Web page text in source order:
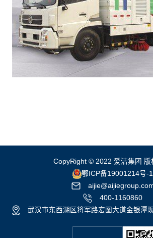
CopyRight © 2022 爱洁集团 版
鄂ICP备19001214号-1
400-1160860
武汉市东西湖区将军路宏图大道金银潭